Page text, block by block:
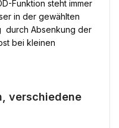
Funktion steht immer
in der gewählten
durch Absenkung der
bei kleinen
verschiedene